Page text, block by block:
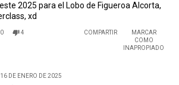
2025 para el Lobo de Figueroa Alcorta,
xd
0 4 COMPARTIR
MARCAR
COMO
INAPROPIADO
16 DE ENERO DE 2025